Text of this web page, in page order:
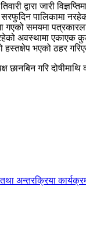
द्वारा जारी
पालिकामा
समयमा
अवस्थामा एकाएक
हस्तक्षेप भएको ठहर
छानबिन गरि
तथा अन्तरक्रिया